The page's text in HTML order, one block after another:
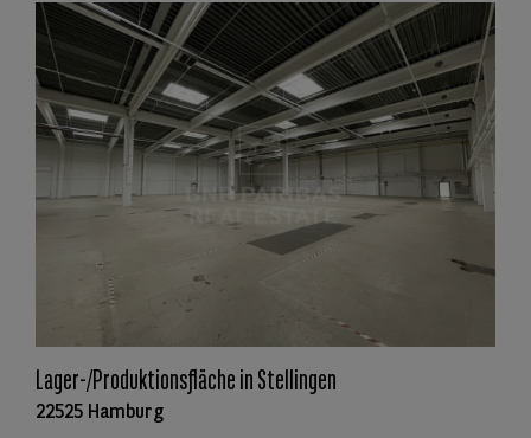
Lager-/Produktionsfläche in Stellingen
22525 Hamburg